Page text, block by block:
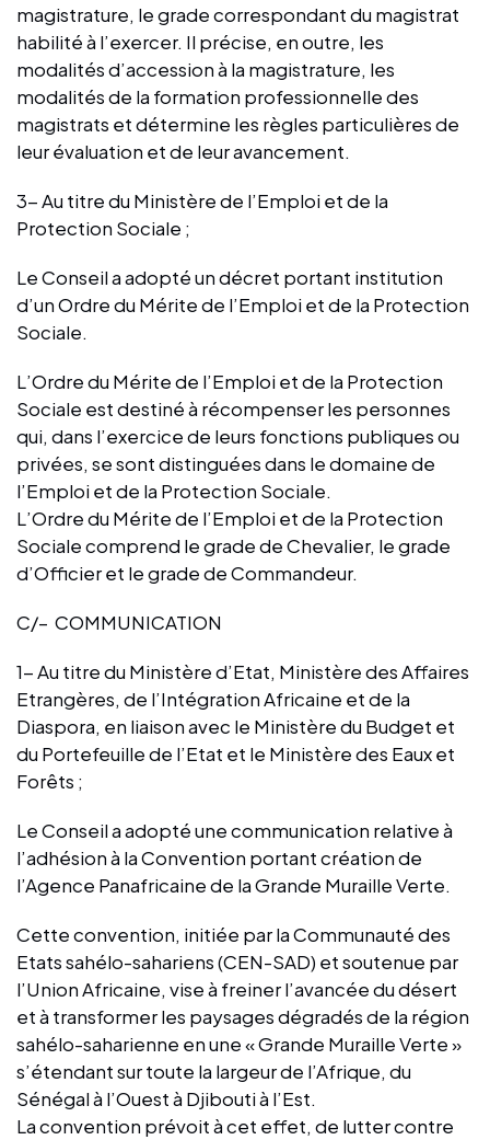
magistrature, le grade correspondant du magistrat
habilité à l’exercer. Il précise, en outre, les
modalités d’accession à la magistrature, les
modalités de la formation professionnelle des
magistrats et détermine les règles particulières de
leur évaluation et de leur avancement.
3- Au titre du Ministère de l’Emploi et de la
Protection Sociale ;
Le Conseil a adopté un décret portant institution
d’un Ordre du Mérite de l’Emploi et de la Protection
Sociale.
L’Ordre du Mérite de l’Emploi et de la Protection
Sociale est destiné à récompenser les personnes
qui, dans l’exercice de leurs fonctions publiques ou
privées, se sont distinguées dans le domaine de
l’Emploi et de la Protection Sociale.
L’Ordre du Mérite de l’Emploi et de la Protection
Sociale comprend le grade de Chevalier, le grade
d’Officier et le grade de Commandeur.
C/– COMMUNICATION
1- Au titre du Ministère d’Etat, Ministère des Affaires
Etrangères, de l’Intégration Africaine et de la
Diaspora, en liaison avec le Ministère du Budget et
du Portefeuille de l’Etat et le Ministère des Eaux et
Forêts ;
Le Conseil a adopté une communication relative à
l’adhésion à la Convention portant création de
l’Agence Panafricaine de la Grande Muraille Verte.
Cette convention, initiée par la Communauté des
Etats sahélo-sahariens (CEN-SAD) et soutenue par
l’Union Africaine, vise à freiner l’avancée du désert
et à transformer les paysages dégradés de la région
sahélo-saharienne en une « Grande Muraille Verte »
s’étendant sur toute la largeur de l’Afrique, du
Sénégal à l’Ouest à Djibouti à l’Est.
La convention prévoit à cet effet, de lutter contre